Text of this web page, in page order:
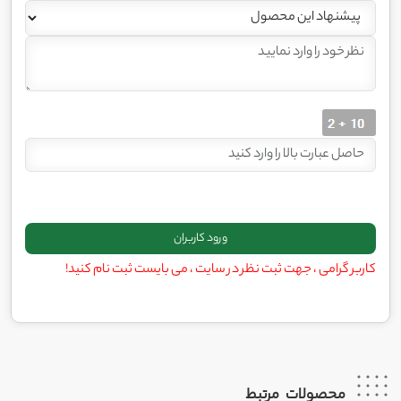
کاربر گرامی ، جهت ثبت نظر در سایت ، می بایست ثبت نام کنید!
محصولات مرتبط